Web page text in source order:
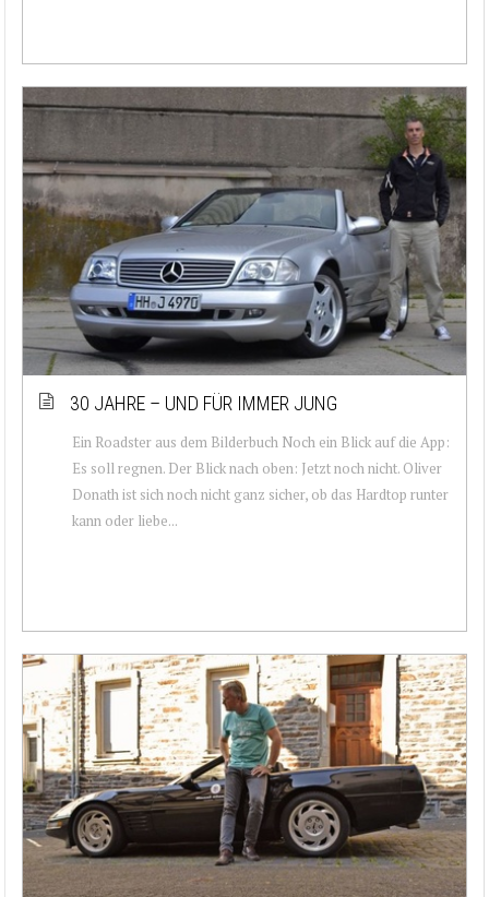
30 JAHRE – UND FÜR IMMER JUNG
Ein Roadster aus dem Bilderbuch Noch ein Blick auf die App:
Es soll regnen. Der Blick nach oben: Jetzt noch nicht. Oliver
Donath ist sich noch nicht ganz sicher, ob das Hardtop runter
kann oder liebe...